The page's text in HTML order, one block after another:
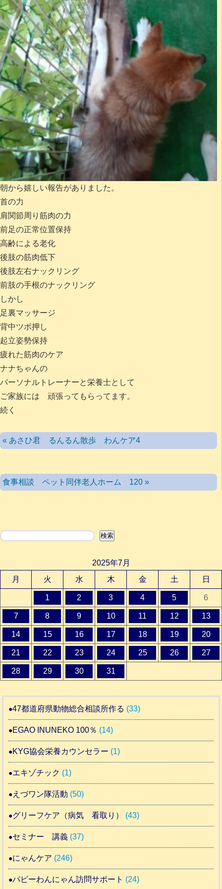
朝から嬉しい報告がありました。
首の力
肩関節周り筋肉の力
前足の正常位置保持
高齢による老化
後肢の筋肉低下
後肢左右ナックリング
前肢の手根のナックリング
しかし
足裏マッサージ
背中ツボ押し
起立姿勢保持
疲れた筋肉のケア
ナナちゃんの
パーソナルトレーナーと栄養士として
ご家族には 頑張ってもらってます。
続く
« あさひ君 るんるん散歩 わんケア4
食事相談 ペット同伴老人ホーム 120 »
検索 検索
2025年7月
月
火 水 木 金 土 日
1 2 3 4 5 6
7 8 9 10 11 12 13
14 15 16 17 18 19 20
21 22 23 24 25 26 27
28 29 30 31
47都道府県動物総合相談所作る (33)
EGAO INUNEKO 100％ (14)
KYG協会栄養カウンセラー (1)
エキゾチック (1)
えづワン隊活動 (50)
グリーフケア（病気 看取り） (43)
セミナー 講義 (37)
にゃんケア (246)
パピーわんにゃん訪問サポート (24)